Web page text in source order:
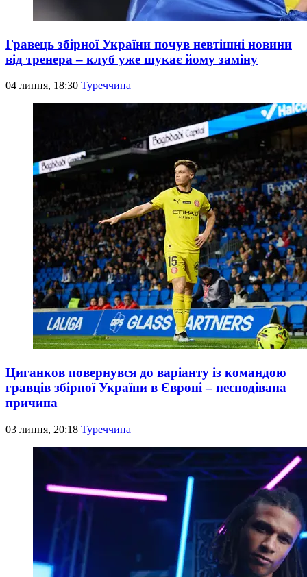
Гравець збірної України почув невтішні новини
від тренера – клуб уже шукає йому заміну
04 липня, 18:30 Туреччина
Циганков повернувся до варіанту із командою
гравців збірної України в Європі – несподівана
причина
03 липня, 20:18 Туреччина